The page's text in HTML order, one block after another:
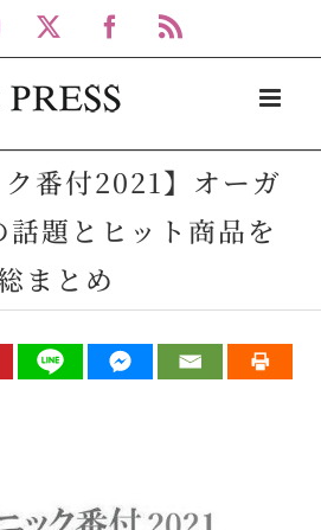
YouTube Facebook
ク番付2021】オーガ
話題とヒット商品を
まとめ